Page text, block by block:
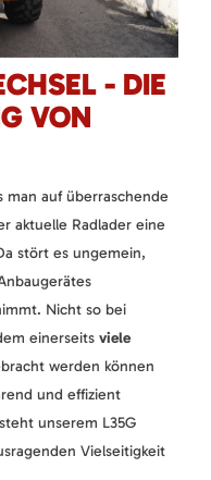
- DIE
VON
man auf überraschende
aktuelle Radlader eine
stört es ungemein,
Nicht so bei
einerseits viele
werden können
und effizient
unserem L35G
Vielseitigkeit